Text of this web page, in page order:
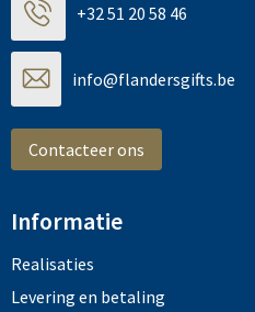
+32 51 20 58 46
info@flandersgifts.be
Contacteer ons
Informatie
Realisaties
Levering en betaling